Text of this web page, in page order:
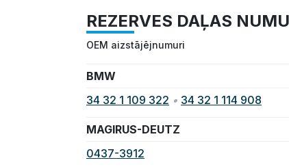
REZERVES DAĻAS
OEM aizstājējnumuri
BMW
34 32 1 109 322 • 34 32 1 114 908
MAGIRUS-DEUTZ
0437-3912